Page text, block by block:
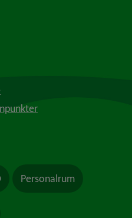
webbplats, öppnas i nytt
Personalrum